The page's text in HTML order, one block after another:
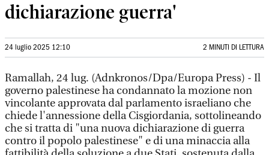
dichiarazione guerra'
24 luglio 2025 12:10 2 MINUTI DI LETTURA
Ramallah, 24 lug. (Adnkronos/Dpa/Europa Press) - Il
governo palestinese ha condannato la mozione non
vincolante approvata dal parlamento israeliano che
chiede l'annessione della Cisgiordania, sottolineando
che si tratta di "una nuova dichiarazione di guerra
contro il popolo palestinese" e di una minaccia alla